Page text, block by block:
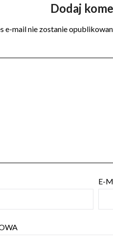
Dodaj
e-mail nie zostanie
E-